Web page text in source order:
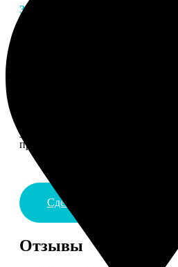
3. ИЗГОТОВЛЕНИЕ
получите подтверждение на
Введите адрес и выберите
у вас есть промокод, введите
промокода.
Сделать заказ
Отзывы